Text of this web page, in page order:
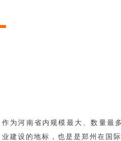
作为河南省内规模最大、数量最
业建设的地标，也是是郑州在国